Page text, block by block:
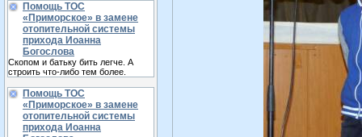
Помощь ТОС
«Приморское» в замене
отопительной системы
прихода Иоанна
Богослова
Скопом и батьку бить легче. А
строить что-либо тем более.
Помощь ТОС
«Приморское» в замене
отопительной системы
прихода Иоанна